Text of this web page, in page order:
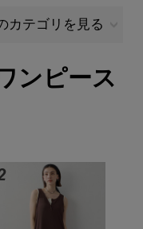
カテゴリを見る
ンピース